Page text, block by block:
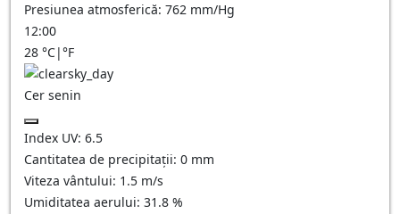
Presiunea atmosferică: 762 mm/Hg
12:00
28 °C|°F
Cer senin
Index UV: 6.5
Cantitatea de precipitații: 0 mm
Viteza vântului: 1.5 m/s
Umiditatea aerului: 31.8 %